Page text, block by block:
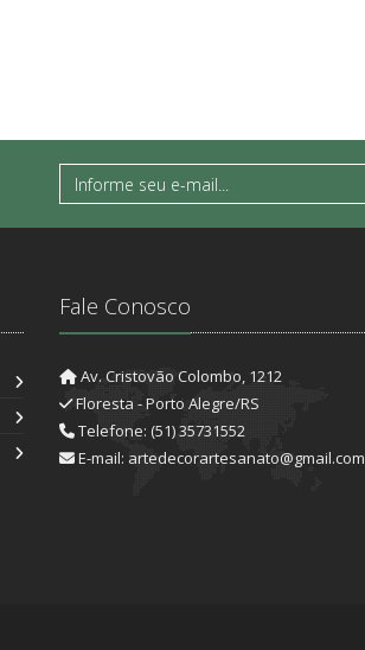
Fale Conosco
Av. Cristovão Colombo, 1212
Floresta - Porto Alegre/RS
Telefone: (51) 35731552
E-mail: artedecorartesanato@gmail.com